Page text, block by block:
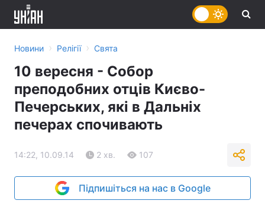
Новини › Релігії › Свята
10 вересня - Собор
преподобних отців Києво-
Печерських, які в Дальніх
печерах спочивають
14:22, 10.09.14 2 хв. 107
Підпишіться на нас в Google